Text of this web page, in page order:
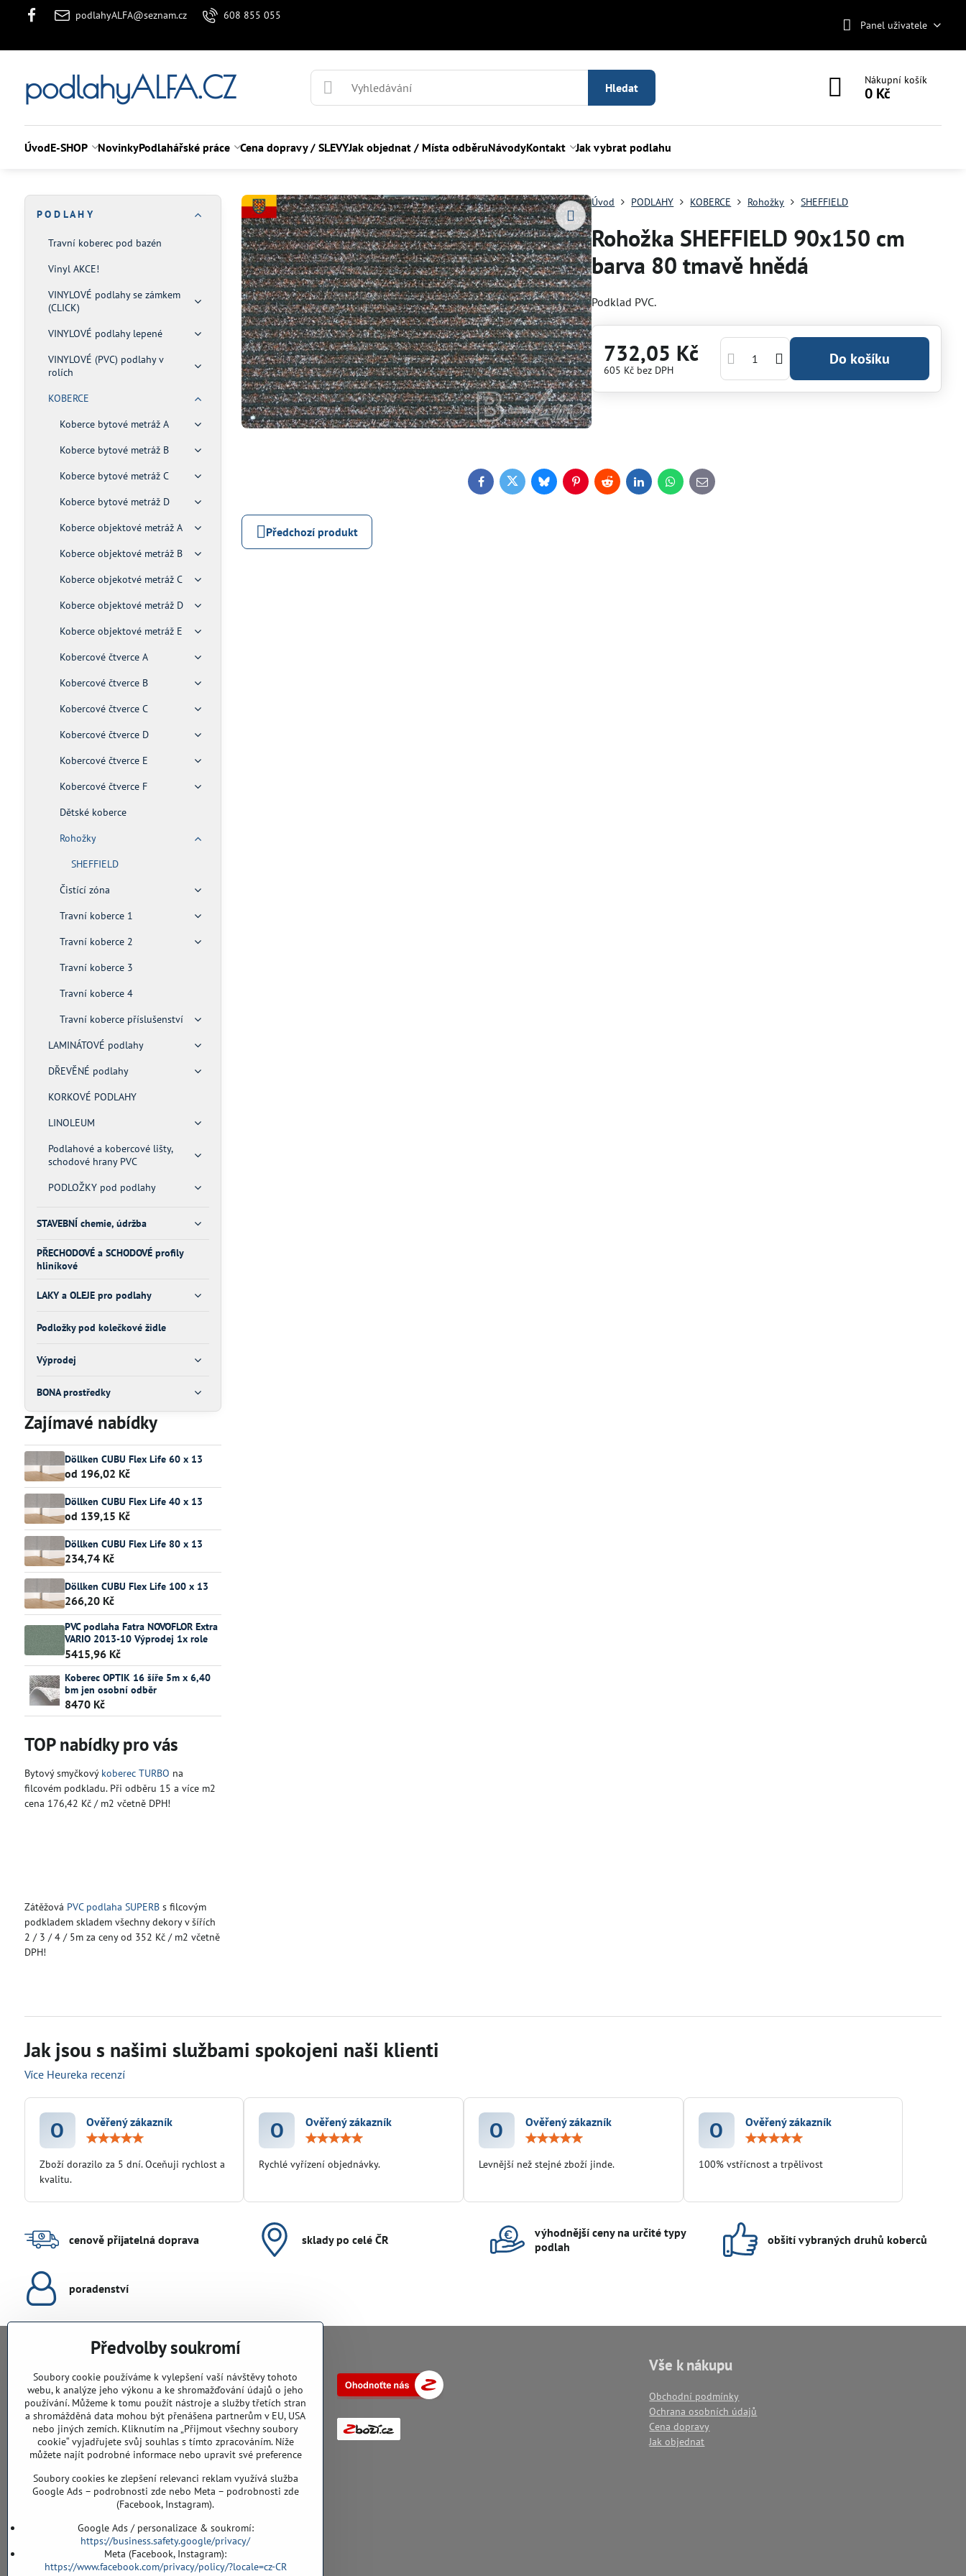
podlahyALFA@seznam.cz 608 855 055
Panel uživatele
podlahyALFA.CZ Hledat
Nákupní košík
0 Kč
ÚvodE-SHOP NovinkyPodlahářské práce Cena dopravy / SLEVYJak objednat / Místa odběruNávodyKontakt Jak vybrat podlahu
Úvod PODLAHY KOBERCE Rohožky SHEFFIELD
Rohožka SHEFFIELD 90x150 cm
barva 80 tmavě hnědá
Podklad PVC.
732,05 Kč
605 Kč bez DPH
Do košíku
FacebookTwitterBlueskyPinterestRedditLinkedInWhatsApp
E-
mail
Předchozí produkt
P O D L A H Y
Travní koberec pod bazén
Vinyl AKCE!
VINYLOVÉ podlahy se zámkem
(CLICK)
VINYLOVÉ podlahy lepené
VINYLOVÉ (PVC) podlahy v
rolích
KOBERCE
Koberce bytové metráž A
Koberce bytové metráž B
Koberce bytové metráž C
Koberce bytové metráž D
Koberce objektové metráž A
Koberce objektové metráž B
Koberce objekotvé metráž C
Koberce objektové metráž D
Koberce objektové metráž E
Kobercové čtverce A
Kobercové čtverce B
Kobercové čtverce C
Kobercové čtverce D
Kobercové čtverce E
Kobercové čtverce F
Dětské koberce
Rohožky
SHEFFIELD
Čistící zóna
Travní koberce 1
Travní koberce 2
Travní koberce 3
Travní koberce 4
Travní koberce příslušenství
LAMINÁTOVÉ podlahy
DŘEVĚNÉ podlahy
KORKOVÉ PODLAHY
LINOLEUM
Podlahové a kobercové lišty,
schodové hrany PVC
PODLOŽKY pod podlahy
STAVEBNÍ chemie, údržba
PŘECHODOVÉ a SCHODOVÉ profily
hliníkové
LAKY a OLEJE pro podlahy
Podložky pod kolečkové židle
Výprodej
BONA prostředky
Zajímavé nabídky
Döllken CUBU Flex Life 60 x 13
od 196,02 Kč
Döllken CUBU Flex Life 40 x 13
od 139,15 Kč
Döllken CUBU Flex Life 80 x 13
234,74 Kč
Döllken CUBU Flex Life 100 x 13
266,20 Kč
PVC podlaha Fatra NOVOFLOR Extra
VARIO 2013-10 Výprodej 1x role
5415,96 Kč
Koberec OPTIK 16 šíře 5m x 6,40
bm jen osobní odběr
8470 Kč
TOP nabídky pro vás
Bytový smyčkový koberec TURBO na
filcovém podkladu. Při odběru 15 a více m2
cena 176,42 Kč / m2 včetně DPH!
Zátěžová PVC podlaha SUPERBs filcovým
podkladem skladem všechny dekory v šířích
2 / 3 / 4 / 5m za ceny od 352 Kč / m2 včetně
DPH!
Jak jsou s našimi službami spokojeni naši klienti
Více Heureka recenzí
O
Ověřený zákazník
/
5
Zboží dorazilo za 5 dní. Oceňuji rychlost a
kvalitu.
O
Ověřený zákazník
Rychlé vyřízení objednávky.
O
Ověřený zákazník
Levnější než stejné zboží jinde.
O
Ověřený zákazník
100% vstřícnost a trpělivost
cenově přijatelná doprava sklady po celé ČR
výhodnější ceny na určité typy
podlah
obšití vybraných druhů koberců
poradenství
PodlahyALFA​.CZ
CHYTIL Tomáš
Záříčí, ev.č. 54
768 11 Chropyně
IČO: 74202294
DIČ: CZ8103114129
Sklad, vzorkovna PO TELEFONICKÉ DOMLUVĚ
Záříčí ev. č. 54
608 855 055
Vše k nákupu
Obchodní podmínky
Ochrana osobních údajů
Cena dopravy
Jak objednat
Předvolby soukromí
Soubory cookie používáme k vylepšení vaší návštěvy tohoto
webu, k analýze jeho výkonu a ke shromažďování údajů o jeho
používání. Můžeme k tomu použít nástroje a služby třetích stran
a shromážděná data mohou být přenášena partnerům v EU, USA
nebo jiných zemích. Kliknutím na „Přijmout všechny soubory
cookie“ vyjadřujete svůj souhlas s tímto zpracováním. Níže
můžete najít podrobné informace nebo upravit své preference
Soubory cookies ke zlepšení relevanci reklam využívá služba
Google Ads – podrobnosti zde nebo Meta – podrobnosti zde
(Facebook, Instagram).
Google Ads / personalizace & soukromí:
https://business.safety.google/privacy/
Meta (Facebook, Instagram):
https://www.facebook.com/privacy/policy/?locale=cz-CR